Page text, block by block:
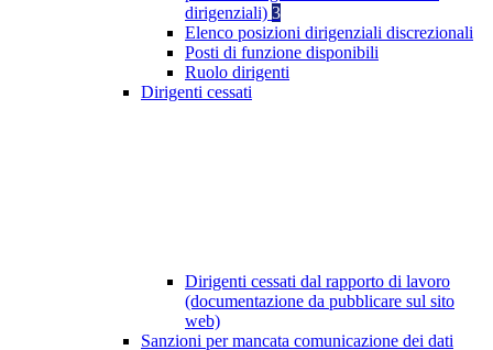
dirigenziali) 3
Elenco posizioni dirigenziali discrezionali
Posti di funzione disponibili
Ruolo dirigenti
Dirigenti cessati
Dirigenti cessati dal rapporto di lavoro
(documentazione da pubblicare sul sito
web)
Sanzioni per mancata comunicazione dei dati